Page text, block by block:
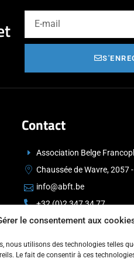
le consentement aux
nous utilisons des technologies telles
Le fait de consentir à ces
Contact
Association Belge
Chaussée de Wavre, 2057
info@abft.be
+32 (0)2 347 34 77